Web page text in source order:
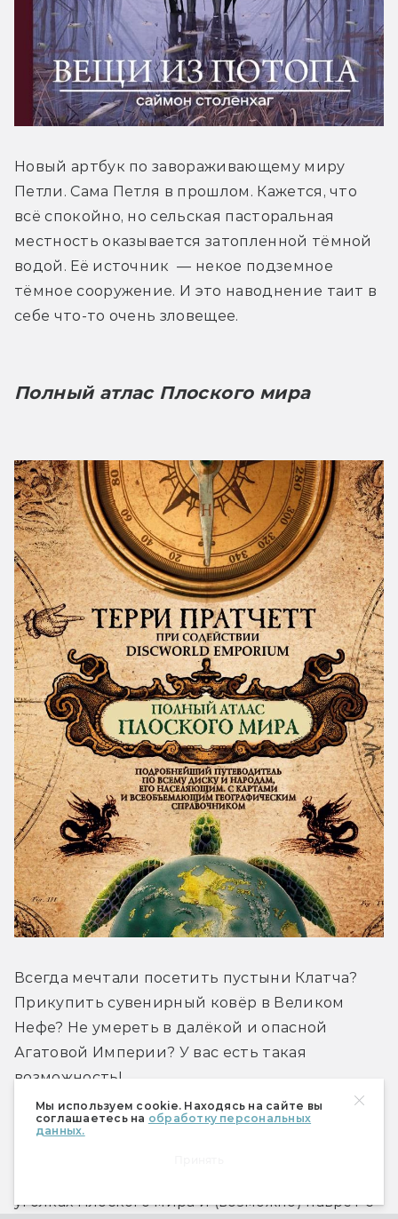
Мы используем cookie. Находясь на сайте вы
соглашаетесь на обработку персональных
данных.
Новый артбук по завораживающему миру
Петли. Сама Петля в прошлом. Кажется, что
всё спокойно, но сельская пасторальная
местность оказывается затопленной тёмной
водой. Её источник  — некое подземное
тёмное сооружение. И это наводнение таит в
себе что-то очень зловещее.
Полный атлас Плоского мира
Всегда мечтали посетить пустыни Клатча?
Прикупить сувенирный ковёр в Великом
Нефе? Не умереть в далёкой и опасной
Агатовой Империи? У вас есть такая
возможность!
Одобренный Гильдией Нарушителей границ
уголках Плоского мира и (возможно) наврёт с